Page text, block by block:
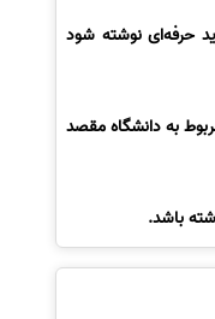
حرفه‌ای نوشته شود
به دانشگاه مقصد
باشد.